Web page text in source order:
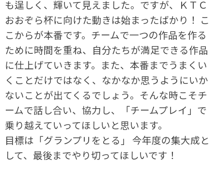
も逞しく、輝いて見えました。ですが、ＫＴＣ
おおぞら杯に向けた動きは始まったばかり！ こ
こからが本番です。チームで一つの作品を作る
ために時間を重ね、自分たちが満足できる作品
に仕上げていきます。また、本番までうまくい
くことだけではなく、なかなか思うようにいか
ないことが出てくるでしょう。そんな時こそチ
ームで話し合い、協力し、「チームプレイ」で
乗り越えていってほしいと思います。
目標は「グランプリをとる」 今年度の集大成と
して、最後までやり切ってほしいです！